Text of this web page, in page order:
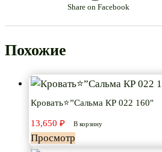
Share on Facebook
Похожие
Кровать⭐”Сальма КР 022 160″
13,650 ₽ В корзину
Просмотр